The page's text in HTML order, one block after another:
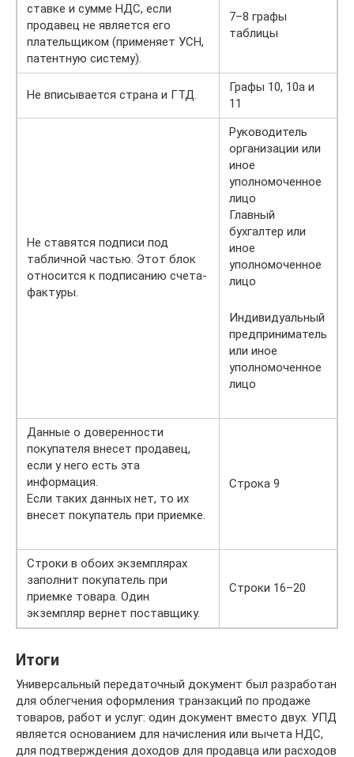
ставке и сумме НДС, если
продавец не является его
плательщиком (применяет УСН,
патентную систему).
7–8 графы
таблицы
Не вписывается страна и ГТД.
Графы 10, 10а и
11
Не ставятся подписи под
табличной частью. Этот блок
относится к подписанию счета-
фактуры.
Руководитель
организации или
иное
уполномоченное
лицо
Главный
бухгалтер или
иное
уполномоченное
лицо
Индивидуальный
предприниматель
или иное
уполномоченное
лицо
Данные о доверенности
покупателя внесет продавец,
если у него есть эта
информация.
Если таких данных нет, то их
внесет покупатель при приемке.
Строка 9
Строки в обоих экземплярах
заполнит покупатель при
приемке товара. Один
экземпляр вернет поставщику.
Строки 16–20
Итоги
Универсальный передаточный документ был разработан
для облегчения оформления транзакций по продаже
товаров, работ и услуг: один документ вместо двух. УПД
является основанием для начисления или вычета НДС,
для подтверждения доходов для продавца или расходов